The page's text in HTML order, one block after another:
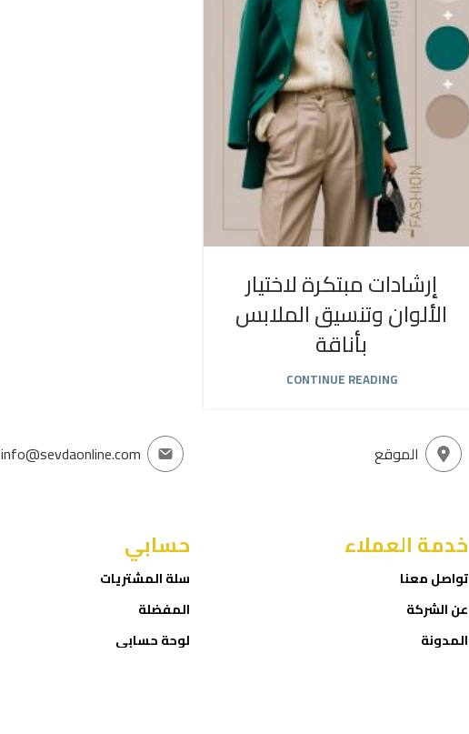
إرشادات مبتكرة لاختيار
الألوان وتنسيق الملابس
بأناقة
CONTINUE READING
info@sevdaonline.com
حسابي
سلة المشتريات
المفضلة
لوحة حسابي
الموقع
خدمة العملاء
تواصل معنا
عن الشركة
المدونة